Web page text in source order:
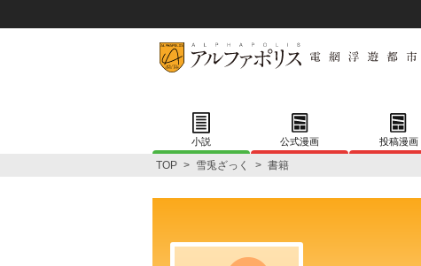
小説 公式漫画 投稿漫画
TOP > 雪兎ざっく > 書籍